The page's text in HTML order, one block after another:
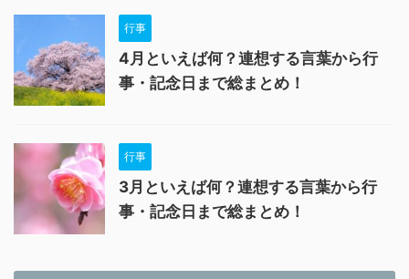
行事
4月といえば何？連想する言葉から行
事・記念日まで総まとめ！
行事
3月といえば何？連想する言葉から行
事・記念日まで総まとめ！